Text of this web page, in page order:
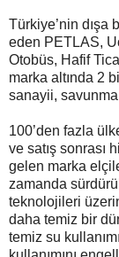
Türkiye’nin dışa
eden PETLAS,
Otobüs, Hafif
marka altında 2
sanayii,
100’den fazla
ve satış sonrası
gelen marka
zamanda
teknolojileri
daha temiz bir
temiz su